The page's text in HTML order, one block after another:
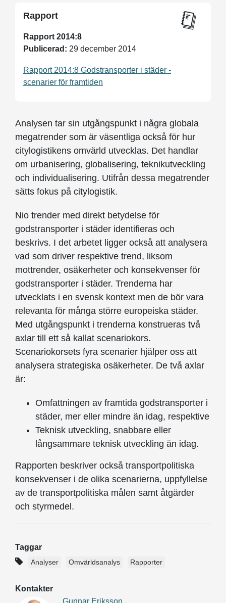
Rapport
Rapport 2014:8
Publicerad: 29 december 2014
Rapport 2014:8 Godstransporter i städer -
scenarier för framtiden
Analysen tar sin utgångspunkt i några globala
megatrender som är väsentliga också för hur
citylogistikens omvärld utvecklas. Det handlar
om urbanisering, globalisering, teknikutveckling
och individualisering. Utifrån dessa megatrender
sätts fokus på citylogistik.
Nio trender med direkt betydelse för
godstransporter i städer identifieras och
beskrivs. I det arbetet ligger också att analysera
vad som driver respektive trend, liksom
mottrender, osäkerheter och konsekvenser för
godstransporter i städer. Trenderna har
utvecklats i en svensk kontext men de bör vara
relevanta för många större europeiska städer.
Med utgångspunkt i trenderna konstrueras två
axlar till ett så kallat scenariokors.
Scenariokorsets fyra scenarier hjälper oss att
analysera strategiska osäkerheter. De två axlar
är:
Omfattningen av framtida godstransporter i
städer, mer eller mindre än idag, respektive
Teknisk utveckling, snabbare eller
långsammare teknisk utveckling än idag.
Rapporten beskriver också transportpolitiska
konsekvenser i de olika scenarierna, uppfyllelse
av de transportpolitiska målen samt åtgärder
och styrmedel.
Taggar
Analyser Omvärldsanalys Rapporter
Kontakter
Gunnar Eriksson